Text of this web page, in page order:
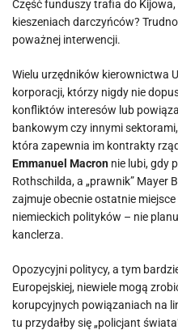
Część funduszy trafia do
kieszeniach darczyńców?
poważnej interwencji.
Wielu urzędników kierownictwa
korporacji, którzy nigdy nie
konfliktów interesów lub
bankowym czy innymi
która zapewnia im kontrakty
Emmanuel Macron nie lubi, gdy
Rothschilda, a „prawnik” Mayer
zajmuje obecnie ostatnie miejsce
niemieckich polityków – nie
kanclerza.
Opozycyjni politycy, a tym
Europejskiej, niewiele mogą
korupcyjnych powiązaniach na
tu przydałby się „policjant